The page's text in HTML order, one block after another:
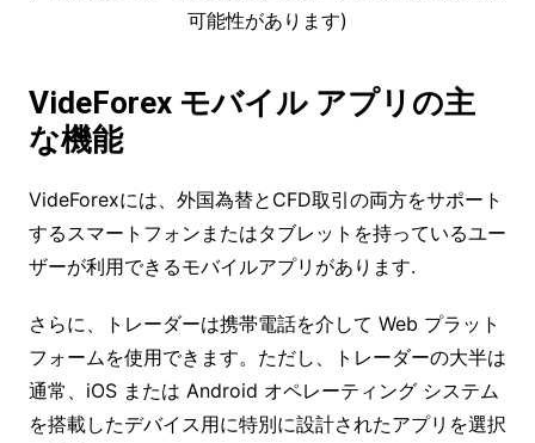
可能性があります)
VideForex モバイル アプリ の主
な機能
VideForexには、外国為替とCFD取引の両方をサポート
するスマートフォンまたはタブレットを持っているユー
ザーが利用できるモバイルアプリがあります.
さらに、トレーダーは携帯電話を介して Web プラット
フォームを使用できます。ただし、トレーダーの大半は
通常、iOS または Android オペレーティング システム
を搭載したデバイス用に特別に設計されたアプリを選択